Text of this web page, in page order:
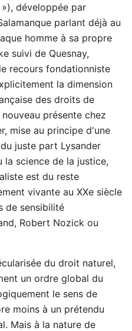
développée par
parlant déjà au
homme à sa propre
suivi de Quesnay,
recours fondationniste
la dimension
des droits de
présente chez
mise au principe d'une
juste part Lysander
la science de la justice,
est du reste
vivante au XXe siècle
de sensibilité
Robert Nozick ou
du droit naturel,
un ordre global du
le sens de
moins à un prétendu
Mais à la nature de